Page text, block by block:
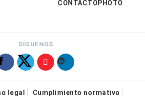
CONTACTOPHOTO
SÍGUENOS
legal Cumplimiento normativo